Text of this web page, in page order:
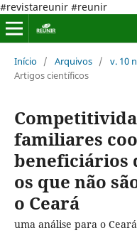
#revistareunir #reunir
Início / Arquivos / v. 10
Artigos científicos
familiares
beneficiários
os que não
o Ceará
uma análise para o Ceará